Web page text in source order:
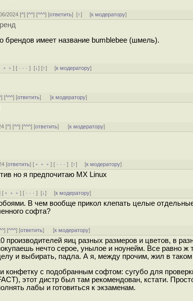
2024 [^] [^^] [^^^] [ответить][↑] [к модератору]
брендов имеет название bumblebee (шмель).
] [ · · ·][↓] [↑] [к модератору]
] [^^^] [ответить] [к модератору]
[^] [^^] [^^^] [ответить] [к модератору]
[ответить] [ ﹢﹢﹢] [ · · ·][↑] [к модератору]
но я предпочитаю MX Linux
[ ﹢﹢﹢] [ · · ·][↓] [к модератору]
В чем вообще прикол клепать целые
софта?
] [^^^] [ответить] [к модератору]
производителей яиц разных размеров и цветов, в
нечто серое, унылое и ноунейм. Все равно ж
и выбирать, падла. А я, между прочим, жил в
конфетку с подобранным софтом: сугубо для
этот дистр был там рекомендован, кстати.
лабы и готовиться к экзаменам.